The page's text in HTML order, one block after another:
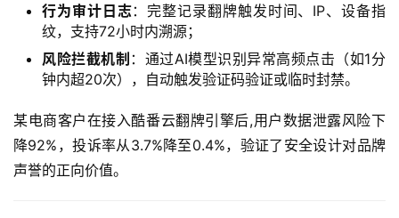
行为审计日志：完整记录翻牌触发时间、IP、设备指
纹，支持72小时内溯源；
风险拦截机制 ：通过AI模型识别异常高频点击（如1分
钟内超20次），自动触发验证码验证或临时封禁。
某电商客户在接入酷番云翻牌引擎后,用户数据泄露风险下
降92%，投诉率从3.7%降至0.4%，验证了安全设计对品牌
声誉的正向价值。